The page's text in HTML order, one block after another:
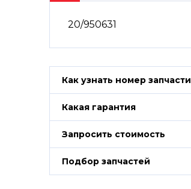
20/950631
Как узнать номер запчасти
Какая гарантия
Запросить стоимость
Подбор запчастей